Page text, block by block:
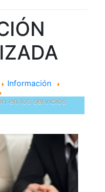
Información
en los servicios